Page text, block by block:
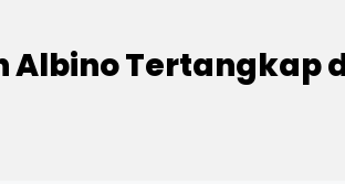
Albino Tertangkap